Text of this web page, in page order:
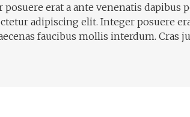
erat a ante venenatis dapibus
adipiscing elit. Integer posuere
faucibus mollis interdum. Cras